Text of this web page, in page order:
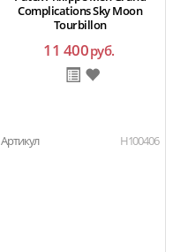
Complications Sky Moon
Tourbillon
11 400руб.
Артикул H100406